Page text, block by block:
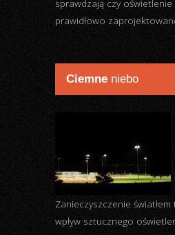
wymagań obowiązujących
sprawdzają czy oświetlenie
prawidłowo